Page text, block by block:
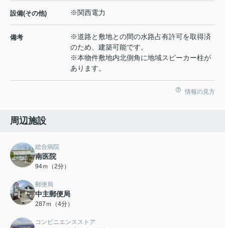
設備(その他) ※関西電力
備考
※道路と敷地との間の水路占有許可を取得済
のため、建築可能です。
※本物件敷地内北側角に地域スピーカー柱が
あります。
情報の見方
周辺施設
総合病院
南医院
94ｍ（2分）
郵便局
中主郵便局
287ｍ（4分）
コンビニエンスストア